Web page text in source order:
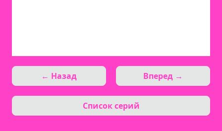
← Назад
Список серий
Вперед →